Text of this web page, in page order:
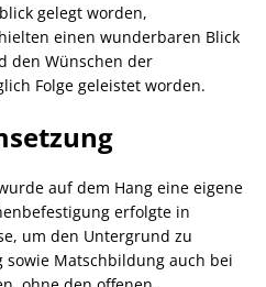
gelegt worden,
einen wunderbaren Blick
den Wünschen der
Folge geleistet worden.
auf dem Hang eine eigene
erfolgte in
um den Untergrund zu
sowie Matschbildung auch bei